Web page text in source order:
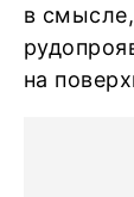
в
на